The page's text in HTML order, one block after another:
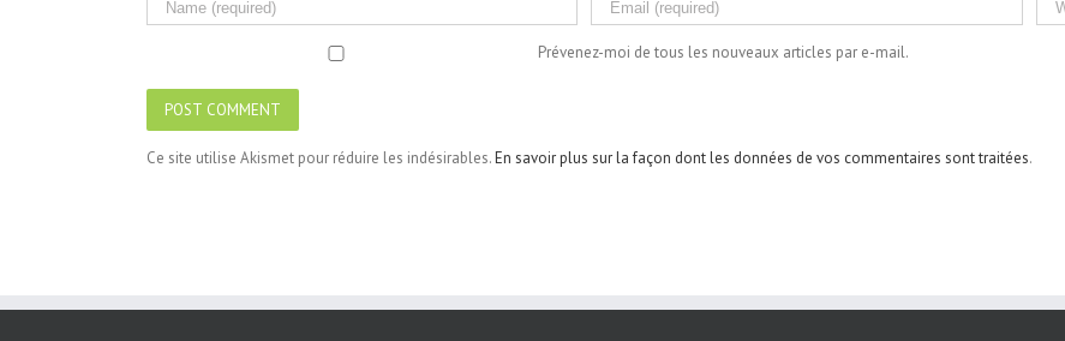
Prévenez-moi de tous les nouveaux articles par e-mail.
Ce site utilise Akismet pour réduire les indésirables.En savoir plus sur la façon dont les données de vos commentaires sont traitées.